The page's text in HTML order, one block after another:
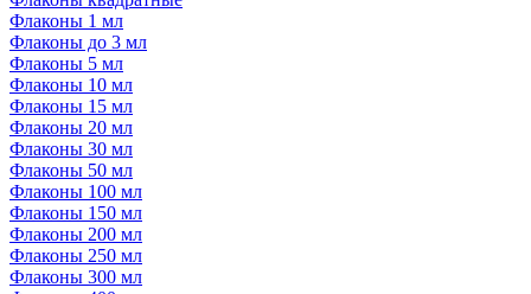
Флаконы 1 мл
Флаконы до 3 мл
Флаконы 5 мл
Флаконы 10 мл
Флаконы 15 мл
Флаконы 20 мл
Флаконы 30 мл
Флаконы 50 мл
Флаконы 100 мл
Флаконы 150 мл
Флаконы 200 мл
Флаконы 250 мл
Флаконы 300 мл